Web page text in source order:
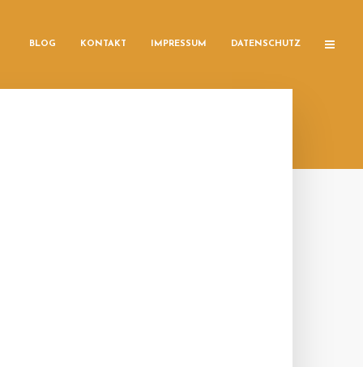
BLOG KONTAKT IMPRESSUM DATENSCHUTZ